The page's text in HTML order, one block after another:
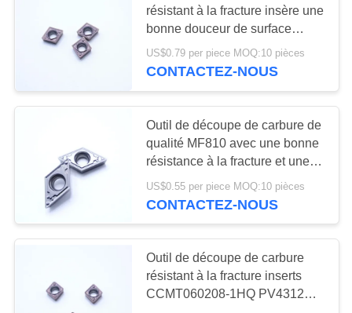
Outils de coupe
solides
Meules de diamant
5
résistant à la fracture insère une
bonne douceur de surface
CCMT060204-1HQ PV4312
US$0.79 per piece MOQ:10 pièces
CONTACTEZ-NOUS
Outil de découpe de carbure de
qualité MF810 avec une bonne
résistance à la fracture et une
surface lisse CCMT11T304-
1HQ
US$0.55 per piece MOQ:10 pièces
CONTACTEZ-NOUS
Outil de découpe de carbure
résistant à la fracture inserts
CCMT060208-1HQ PV4312